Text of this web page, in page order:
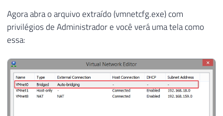
Agora abra o arquivo extraído (vmnetcfg.exe) com
privilégios de Administrador e você verá uma tela como
essa: